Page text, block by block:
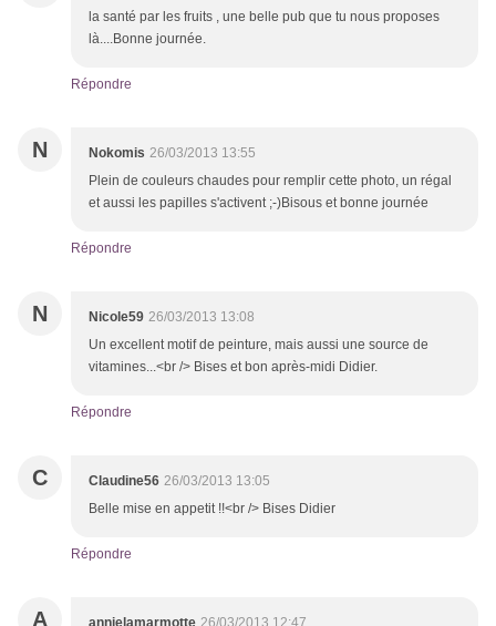
la santé par les fruits , une belle pub que tu nous proposes
là....Bonne journée.
Répondre
N Nokomis 26/03/2013 13:55
Plein de couleurs chaudes pour remplir cette photo, un régal
et aussi les papilles s'activent ;-)Bisous et bonne journée
Répondre
N Nicole59 26/03/2013 13:08
Un excellent motif de peinture, mais aussi une source de
vitamines...<br /> Bises et bon après-midi Didier.
Répondre
C Claudine56 26/03/2013 13:05
Belle mise en appetit !!<br /> Bises Didier
Répondre
A annielamarmotte 26/03/2013 12:47